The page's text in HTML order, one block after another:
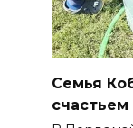
Семья